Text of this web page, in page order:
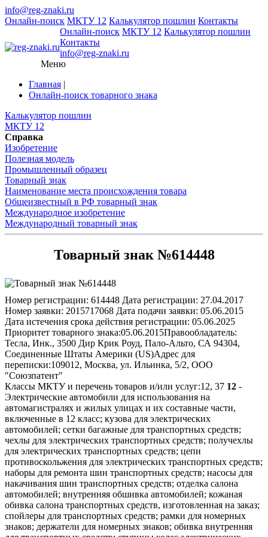
info@reg-znaki.ru
Онлайн-поиск МКТУ 12 Калькулятор пошлин Контакты
Онлайн-поиск МКТУ 12 Калькулятор пошлин
Контакты
info@reg-znaki.ru
Меню
Главная |
Онлайн-поиск товарного знака
Калькулятор пошлин
МКТУ 12
Справка
Изобретение
Полезная модель
Промышленный образец
Товарный знак
Наименование места происхождения товара
Общеизвестный в РФ товарный знак
Международное изобретение
Международный товарный знак
Товарный знак №614448
Номер регистрации: 614448 Дата регистрации: 27.04.2017
Номер заявки: 2015717068 Дата подачи заявки: 05.06.2015
Дата истечения срока действия регистрации: 05.06.2025
Приоритет товарного знака:05.06.2015Правообладатель:
Тесла, Инк., 3500 Дир Крик Роуд, Пало-Альто, СА 94304,
Соединенные Штаты Америки (US)Адрес для
переписки:109012, Москва, ул. Ильинка, 5/2, ООО
"Союзпатент"
Классы МКТУ и перечень товаров и/или услуг:12, 37 12 -
Электрические автомобили для использования на
автомагистралях и жилых улицах и их составные части,
включенные в 12 класс; кузова для электрических
автомобилей; сетки багажные для транспортных средств;
чехлы для электрических транспортных средств; получехлы
для электрических транспортных средств; цепи
противоскольжения для электрических транспортных средств;
наборы для ремонта шин транспортных средств; насосы для
накачивания шин транспортных средств; отделка салона
автомобилей; внутренняя обшивка автомобилей; кожаная
обивка салона транспортных средств, изготовленная на заказ;
спойлеры для транспортных средств; рамки для номерных
знаков; держатели для номерных знаков; обивка внутренняя